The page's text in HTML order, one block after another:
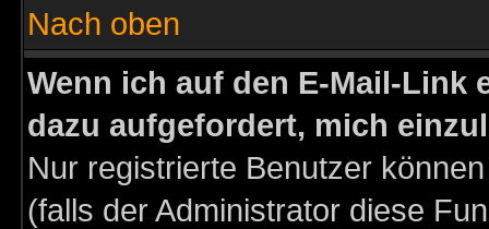
Nach oben
Wenn ich auf den E-Mail-Link
dazu aufgefordert, mich
Nur registrierte Benutzer
(falls der Administrator diese